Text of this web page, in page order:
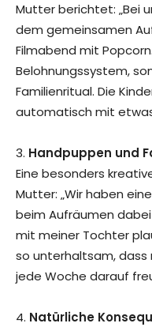
Mutter berichtet: „Bei
dem gemeinsamen
Filmabend mit
Belohnungssystem,
Familienritual. Die
automatisch mit
3. Handpuppen und
Eine besonders
Mutter: „Wir haben
beim Aufräumen
mit meiner Tochter
so unterhaltsam,
jede Woche darauf
4. Natürliche